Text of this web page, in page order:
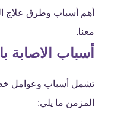
أهم أسباب وطرق علاج
معنا.
أسباب الاصابة
تشمل أسباب وعوامل
المزمن ما يلي: